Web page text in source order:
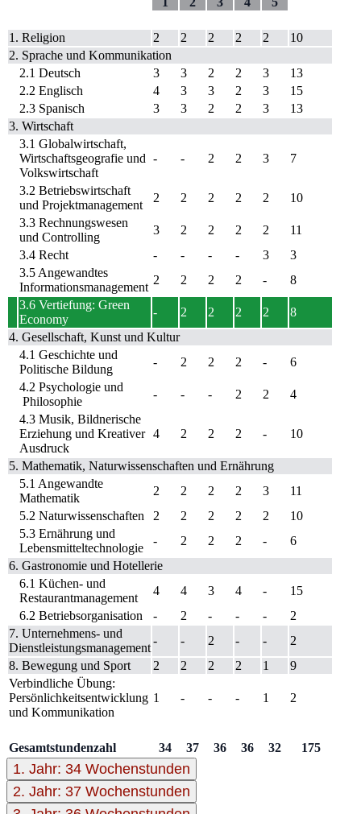
1. Religion 2 2 2 2 2
10
2. Sprache und Kommunikation
2.1 Deutsch
3 3 2 2 3
13
2.2 Englisch
4 3 3 2 3
15
2.3 Spanisch
3 3 2 2 3
13
3. Wirtschaft
3.1 Globalwirtschaft,
Wirtschaftsgeografie und
Volkswirtschaft
- - 2 2 3 7
3.2 Betriebswirtschaft
und Projektmanagement
2 2 2 2 2
10
3.3 Rechnungswesen
und Controlling
3 2 2 2 2
11
3.4 Recht
- - - - 3
3
3.5 Angewandtes
Informationsmanagement
2 2 2 2 -
8
3.6 Vertiefung: Green
Economy
- 2 2 2 2
8
4. Gesellschaft, Kunst und Kultur
4.1 Geschichte und
Politische Bildung
- 2 2 2 -
6
4.2 Psychologie und
Philosophie
- - - 2 2
4
4.3 Musik, Bildnerische
Erziehung und Kreativer
Ausdruck
4 2 2 2 - 10
5. Mathematik, Naturwissenschaften und Ernährung
5.1 Angewandte
Mathematik
2 2 2 2 3
11
5.2 Naturwissenschaften
2 2 2 2 2
10
5.3 Ernährung und
Lebensmitteltechnologie
- 2 2 2 -
6
6. Gastronomie und Hotellerie
6.1 Küchen- und
Restaurantmanagement
4 4 3 4 -
15
6.2 Betriebsorganisation
- 2 - - -
2
7. Unternehmens- und
Dienstleistungsmanagement
- - 2 - -
2
8. Bewegung und Sport
2 2 2 2 1
9
Verbindliche Übung:
Persönlichkeitsentwicklung
und Kommunikation
1 - - - 1 2
Gesamtstundenzahl 34 37 36 36 32 175
1. Jahr: 34 Wochenstunden
2. Jahr: 37 Wochenstunden